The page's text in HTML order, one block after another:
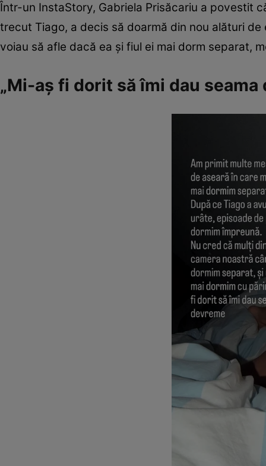
Într-un InstaStory, Gabriela Prisăcariu a povestit
trecut Tiago, a decis să doarmă din nou alături
voiau să afle dacă ea și fiul ei mai dorm separat,
„Mi-aș fi dorit să îmi dau seama